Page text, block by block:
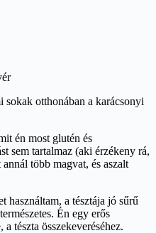
sokak otthonában a karácsonyi
én most glutén és
sem tartalmaz (aki érzékeny rá,
több magvat, és aszalt
használtam, a tésztája jó sűrű
Én egy erős
tészta összekeveréséhez.